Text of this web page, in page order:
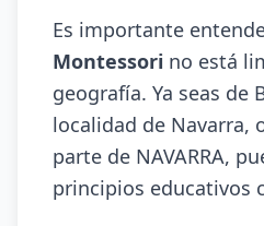
Es importante
Montessori no está
geografía. Ya seas de
localidad de Navarra,
parte de NAVARRA,
principios educativos